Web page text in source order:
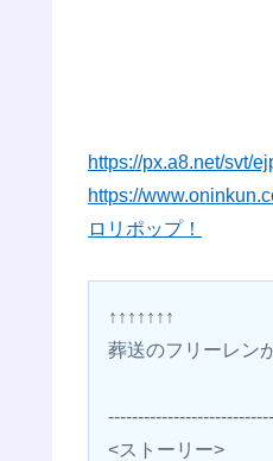
https://px.a8.net/svt/
https://
ロリポップ！
↑↑↑↑↑↑↑
葬送のフリーレン
<ストーリー>